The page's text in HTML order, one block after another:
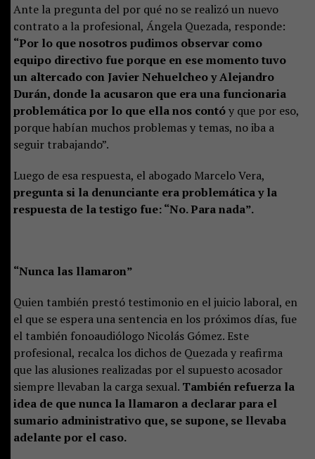
Ante la pregunta del por qué no se realizó un nuevo
contrato a la profesional, Ángela Quezada, responde:
“Por lo que nosotros pudimos observar como
equipo directivo fue porque en ese momento tuvo
un altercado con Javier Nehuelcheo y Alejandro
Durán, donde la acusaron que era una funcionaria
problemática por lo que ella nos contóy que por eso,
porque habían muchos problemas y temas, no iba a
seguir trabajando”.
Luego de esa respuesta, el abogado Marcelo Vera,
pregunta si la denunciante era problemática y la
respuesta de la testigo fue: “No. Para nada”.
“Nunca las llamaron”
Quien también prestó testimonio en el juicio laboral, en
el que se espera una sentencia en los próximos días, fue
el también fonoaudiólogo Nicolás Gómez. Este
profesional, recalca los dichos de Quezada y reafirma
que las alusiones realizadas por el supuesto acosador
siempre llevaban la carga sexual. También refuerza la
idea de que nunca la llamaron a declarar para el
sumario administrativo que, se supone, se llevaba
adelante por el caso.